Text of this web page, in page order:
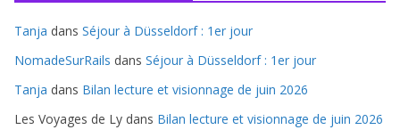
Tanja dans Séjour à Düsseldorf : 1er jour
NomadeSurRails dans Séjour à Düsseldorf : 1er jour
Tanja dans Bilan lecture et visionnage de juin 2026
Les Voyages de Ly dans Bilan lecture et visionnage de juin 2026